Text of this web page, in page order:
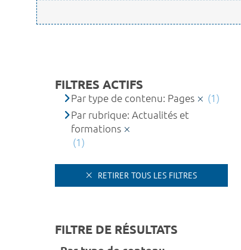
FILTRES ACTIFS
Par type de contenu: Pages
(1)
Par rubrique: Actualités et
formations
(1)
RETIRER TOUS LES FILTRES
FILTRE DE RÉSULTATS